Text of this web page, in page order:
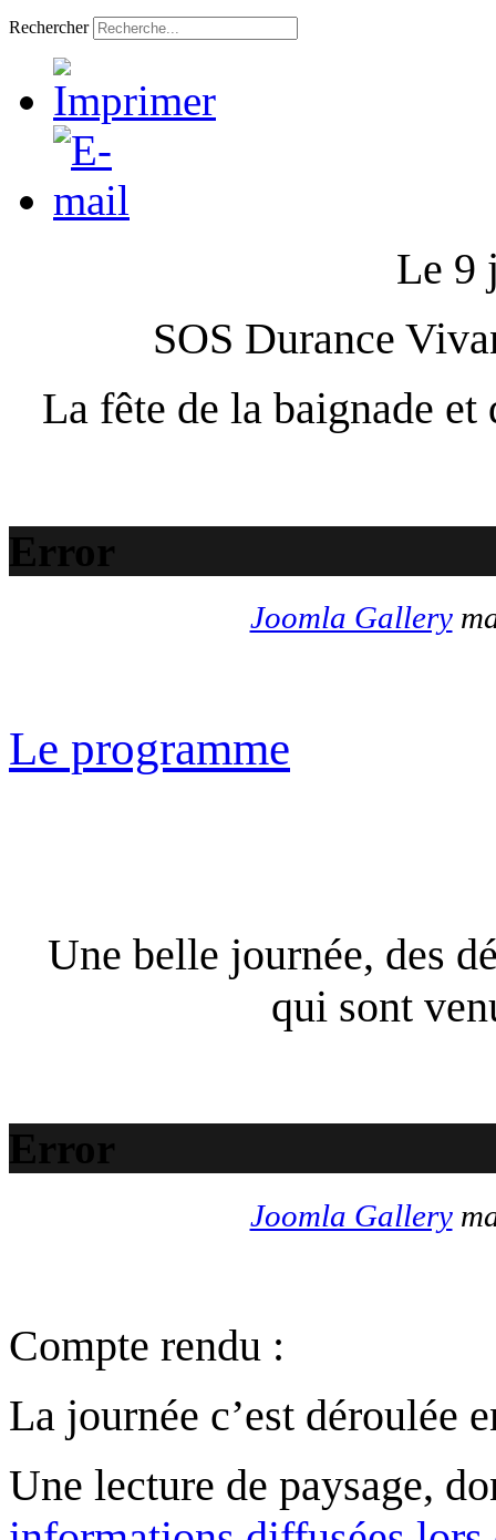
Rechercher
Le 9
SOS Durance
La fête de la baignade
Error
Joomla Gallery
Le programme
Une belle journée, des
qui sont
Error
Joomla Gallery
Compte rendu :
La journée c’est déroulée
Une lecture de paysage,